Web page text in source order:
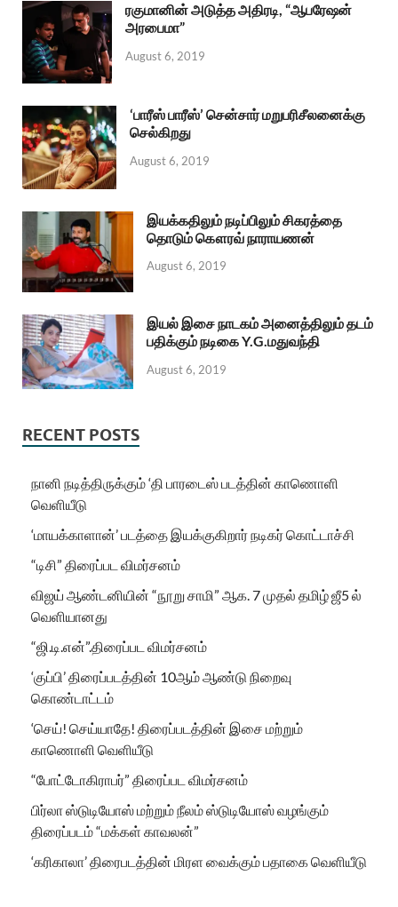
ரகுமானின் அடுத்த அதிரடி, “ஆபரேஷன்
அரபைமா”
August 6, 2019
‘பாரீஸ் பாரீஸ்’ சென்சார் மறுபரிசீலனைக்கு
செல்கிறது
August 6, 2019
இயக்கதிலும் நடிப்பிலும் சிகரத்தை
தொடும் கௌரவ் நாராயணன்
August 6, 2019
இயல் இசை நாடகம் அனைத்திலும் தடம்
பதிக்கும் நடிகை Y.G.மதுவந்தி
August 6, 2019
RECENT POSTS
நானி நடித்திருக்கும் ‘தி பாரடைஸ் படத்தின் காணொளி
வெளியீடு
‘மாயக்காளான்’ படத்தை இயக்குகிறார் நடிகர் கொட்டாச்சி
“டிசி” திரைப்பட விமர்சனம்
விஜய் ஆண்டனியின் “நூறு சாமி” ஆக. 7 முதல் தமிழ் ஜீ5 ல்
வெளியானது
“ஜி.டி.என்”.திரைப்பட விமர்சனம்
‘குப்பி’ திரைப்படத்தின் 10ஆம் ஆண்டு நிறைவு
கொண்டாட்டம்
‘செய்! செய்யாதே! திரைப்படத்தின் இசை மற்றும்
காணொளி வெளியீடு
“போட்டோகிராபர்” திரைப்பட விமர்சனம்
பிர்லா ஸ்டுடியோஸ் மற்றும் நீலம் ஸ்டுடியோஸ் வழங்கும்
திரைப்படம் “மக்கள் காவலன்”
‘கரிகாலா’ திரைபடத்தின் மிரள வைக்கும் பதாகை வெளியீடு